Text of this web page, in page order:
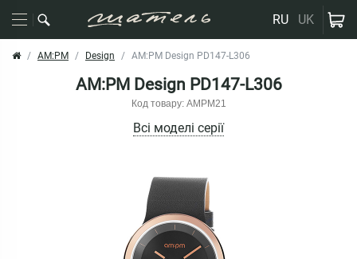
RU UK
AM:PM Design AM:PM Design PD147-L306
AM:PM Design PD147-L306
Код товару: AMPM21
Всі моделі серії